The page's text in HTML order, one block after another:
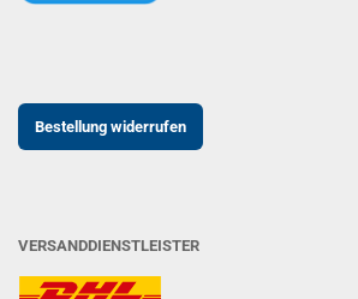
Bestellung widerrufen
VERSANDDIENSTLEISTER